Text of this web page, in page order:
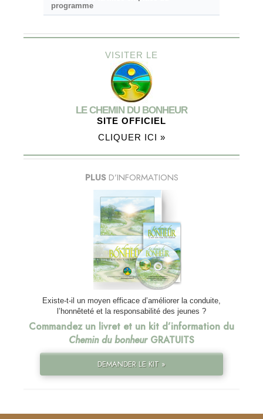
programme
VISITER LE
LE CHEMIN DU BONHEUR
SITE OFFICIEL
CLIQUER ICI »
PLUS D’INFORMATIONS
Existe-t-il un moyen efficace d’améliorer la conduite,
l’honnêteté et la responsabilité des jeunes ?
Commandez un livret et un kit d’information du
Chemin du bonheurGRATUITS
DEMANDER LE KIT »